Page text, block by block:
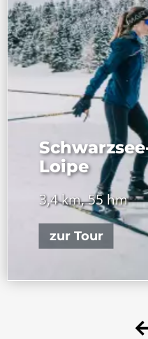
Loipe
3,4 km, 55 hm
zur Tour